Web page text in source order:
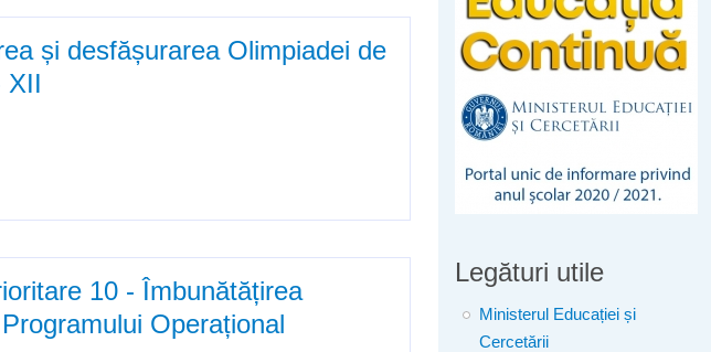
și desfășurarea Olimpiadei de
XII
și desfășurarea Olimpiadei de limba și literatura română
10 - Îmbunătățirea
Operațional
Legături utile
Ministerul Educației și
Cercetării